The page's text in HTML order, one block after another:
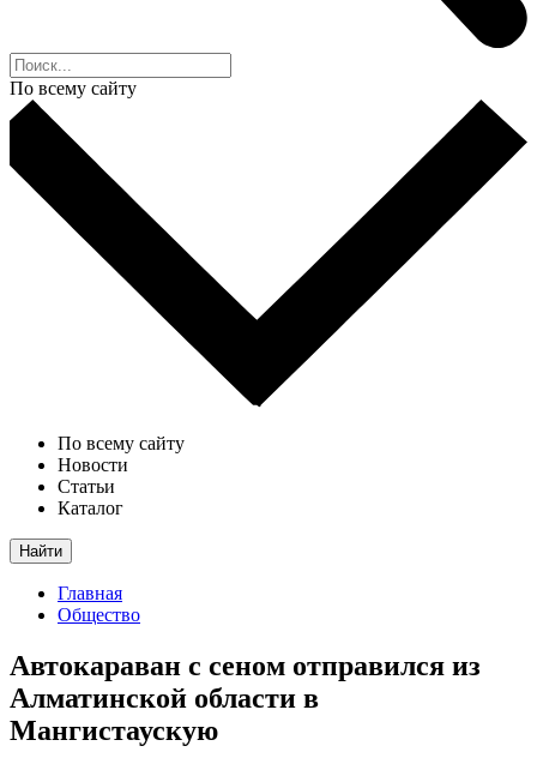
По всему сайту
По всему сайту
Новости
Статьи
Каталог
Найти
Главная
Общество
Автокараван с сеном отправился из
Алматинской области в
Мангистаускую